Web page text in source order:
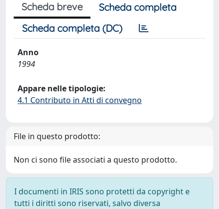
Scheda breve
Scheda completa
Scheda completa (DC)
Anno
1994
Appare nelle tipologie:
4.1 Contributo in Atti di convegno
File in questo prodotto:
Non ci sono file associati a questo prodotto.
I documenti in IRIS sono protetti da copyright e
tutti i diritti sono riservati, salvo diversa